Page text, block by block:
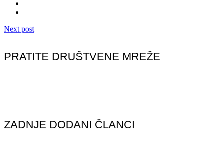
Next post
PRATITE DRUŠTVENE MREŽE
ZADNJE DODANI ČLANCI